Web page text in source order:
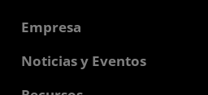
Empresa
Acerca de AMD
Noticias y Eventos
Sala de prensa